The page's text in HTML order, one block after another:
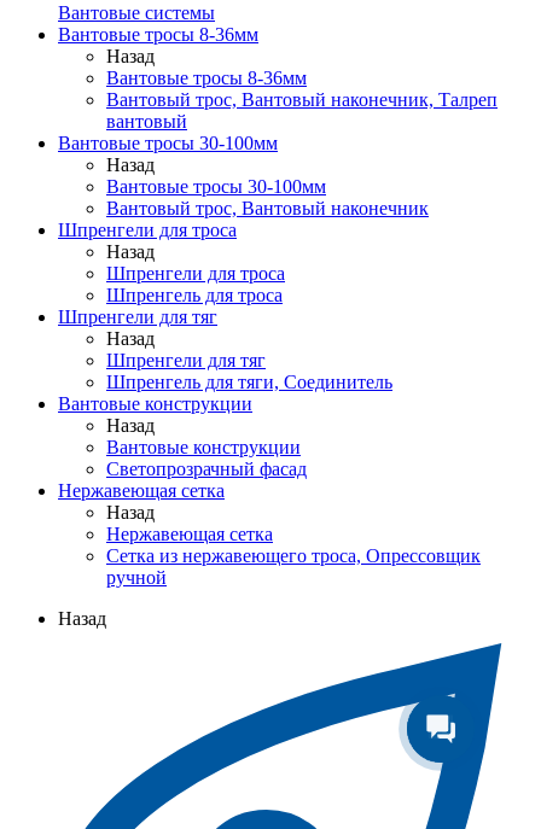
Вантовые системы
Вантовые тросы 8-36мм
Назад
Вантовые тросы 8-36мм
Вантовый трос, Вантовый наконечник, Талреп
вантовый
Вантовые тросы 30-100мм
Назад
Вантовые тросы 30-100мм
Вантовый трос, Вантовый наконечник
Шпренгели для троса
Назад
Шпренгели для троса
Шпренгель для троса
Шпренгели для тяг
Назад
Шпренгели для тяг
Шпренгель для тяги, Соединитель
Вантовые конструкции
Назад
Вантовые конструкции
Светопрозрачный фасад
Нержавеющая сетка
Назад
Нержавеющая сетка
Сетка из нержавеющего троса, Опрессовщик
ручной
Назад